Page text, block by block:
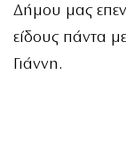
Δήμου μας
είδους πάντα
Γιάννη.